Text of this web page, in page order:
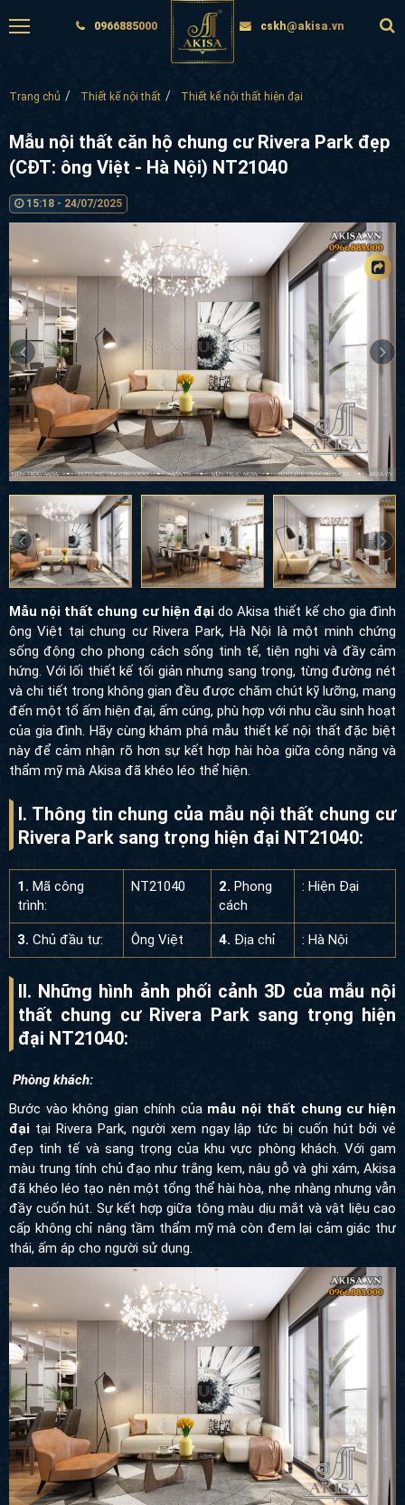
0966885000 cskh@akisa.vn
Trang chủ Thiết kế nội thất Thiết kế nội thất hiện đại
Mẫu nội thất căn hộ chung cư Rivera Park
đẹp (CĐT: ông Việt - Hà Nội) NT21040
15:18 - 24/07/2025
Mẫu nội thất chung cư hiện đạido Akisa thiết kế cho gia đình
ông Việt tại chung cư Rivera Park, Hà Nội là một minh chứng
sống động cho phong cách sống tinh tế, tiện nghi và đầy cảm
hứng. Với lối thiết kế tối giản nhưng sang trọng, từng đường nét
và chi tiết trong không gian đều được chăm chút kỹ lưỡng, mang
đến một tổ ấm hiện đại, ấm cúng, phù hợp với nhu cầu sinh hoạt
của gia đình. Hãy cùng khám phá mẫu thiết kế nội thất đặc biệt
này để cảm nhận rõ hơn sự kết hợp hài hòa giữa công năng và
thẩm mỹ mà Akisa đã khéo léo thể hiện.
I. Thông tin chung của mẫu nội thất chung
cư Rivera Park sang trọng hiện đại
1.Mã công
2.Phong
II. Những hình ảnh phối cảnh 3D của mẫu
nội thất chung cư Rivera Park sang trọng
Phòng khách:
Bước vào không gian chính củamẫu nội thất chung cư hiện
đạitại Rivera Park, người xem ngay lập tức bị cuốn hút bởi vẻ
đẹp tinh tế và sang trọng của khu vực phòng khách. Với gam
màu trung tính chủ đạo như trắng kem, nâu gỗ và ghi xám, Akisa
đã khéo léo tạo nên một tổng thể hài hòa, nhẹ nhàng nhưng vẫn
đầy cuốn hút. Sự kết hợp giữa tông màu dịu mắt và vật liệu cao
cấp không chỉ nâng tầm thẩm mỹ mà còn đem lại cảm giác thư
thái, ấm áp cho người sử dụng.